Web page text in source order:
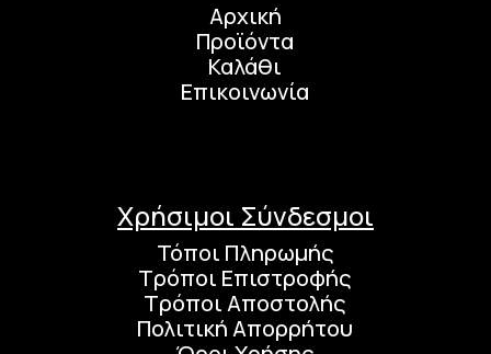
Αρχική
Προϊόντα
Καλάθι
Επικοινωνία
Χρήσιμοι Σύνδεσμοι
Τόποι Πληρωμής
Τρόποι Επιστροφής
Τρόποι Αποστολής
Πολιτική Απορρήτου